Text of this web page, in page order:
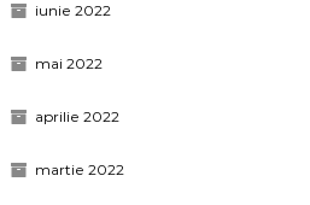
iunie 2022
mai 2022
aprilie 2022
martie 2022